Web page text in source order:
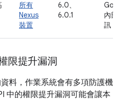
所有
Nexus
裝置
6.0、
6.0.1
內部
訊
限提升漏洞
料，作業系統會有多項防護機
中的權限提升漏洞可能會讓本